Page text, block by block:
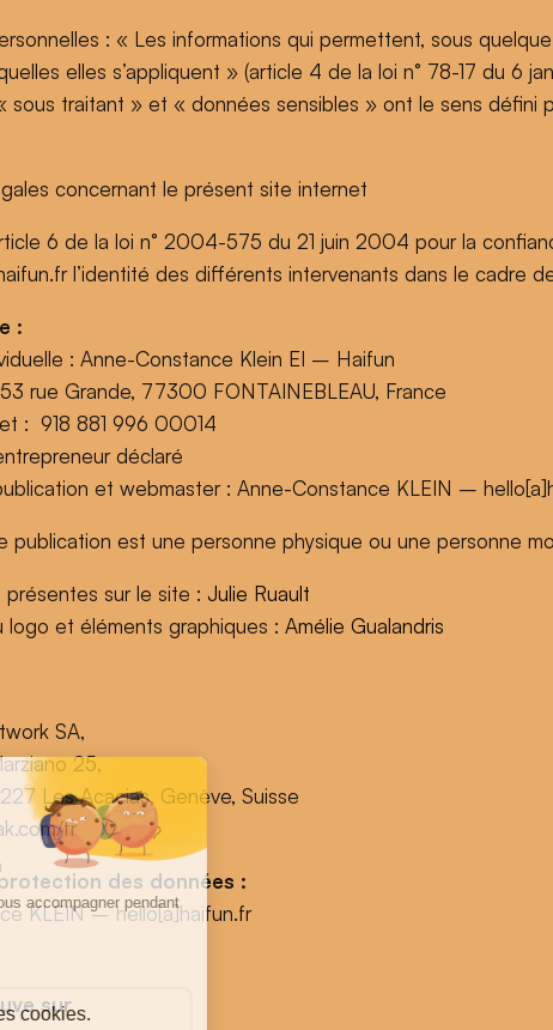
: « Les informations qui permettent, sous
elles s’appliquent » (article 4 de la loi n° 78-17 du 6
sous traitant » et « données sensibles » ont le sens défini
concernant le présent site internet
6 de la loi n° 2004-575 du 21 juin 2004 pour la
l’identité des différents intervenants dans le cadre
:
: Anne-Constance Klein EI – Haifun
rue Grande, 77300 FONTAINEBLEAU, France
: 918 881 996 00014
déclaré
et webmaster : Anne-Constance KLEIN –
publication est une personne physique ou une personne
sur le site : Julie Ruault
logo et éléments graphiques : Amélie Gualandris
SA,
25,
Les Acacias, Genève, Suisse
fr
des données :
KLEIN – hello[a]haifun.fr
sur